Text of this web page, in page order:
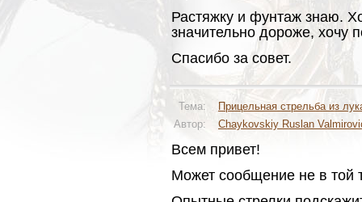
Растяжку и фунтаж знаю.
значительно дороже, хочу
Спасибо за совет.
Тема:
Прицельная стрельба из
Автор:
Chaykovskiy Ruslan
Всем привет!
Может сообщение не в той